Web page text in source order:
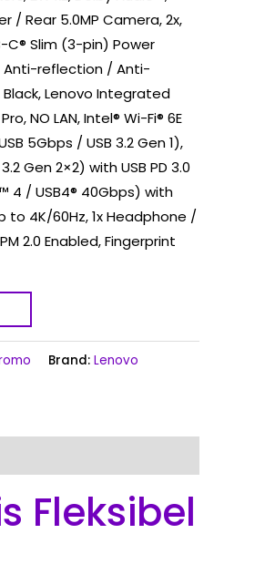
/ Rear 5.0MP Camera, 2x,
C® Slim (3-pin) Power
Anti-reflection / Anti-
Black, Lenovo Integrated
NO LAN, Intel® Wi-Fi® 6E
5Gbps / USB 3.2 Gen 1),
Gen 2×2) with USB PD 3.0
4 / USB4® 40Gbps) with
to 4K/60Hz, 1x Headphone /
2.0 Enabled, Fingerprint
Brand: Lenovo
Fleksibel